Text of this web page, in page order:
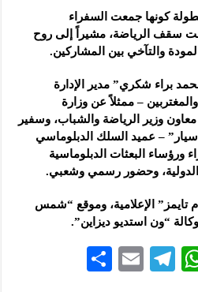
كونها جمعت السفراء
سقف الرياضة، مشيراً إلى روح
والتآخي بين المشاركين.
براء شكري” مدير الإدارة
– ممثلاً عن وزارة
وزير الرياضة والشباب، وسفير
– عميد السلك الدبلوماسي
ورؤساء البعثات الدبلوماسية
الدولية، وحضور رسمي وشعبي.
تايمز” الإعلامية، وموقع “شمس
“ون استديو ديزاين”.
W
Te
E